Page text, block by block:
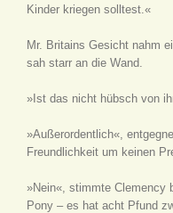
Kinder kriegen solltest.«
Mr. Britains Gesicht nahm
sah starr an die Wand.
»Ist das nicht hübsch von
»Außerordentlich«,
Freundlichkeit um keinen
»Nein«, stimmte Clemency
Pony – es hat acht Pfund